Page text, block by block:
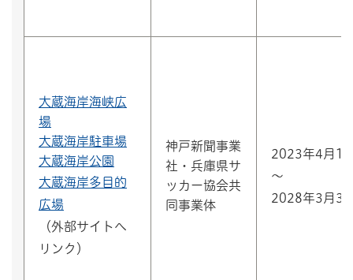
大蔵海岸海峡広
場
大蔵海岸駐車場
大蔵海岸公園
大蔵海岸多目的
広場
（外部サイトへ
リンク）
神戸新聞事業
社・兵庫県サ
ッカー協会共
同事業体
2023年4月1
～
2028年3月31